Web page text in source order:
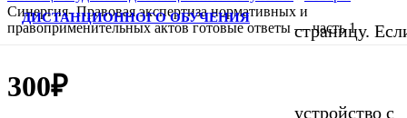
ДИСТАНЦИОННОГО ОБУЧЕНИЯ
страницу.
устройство с
Синергия- Правовая экспертиза нормативных и
правоприменительных актов готовые ответы — часть 1
300₽